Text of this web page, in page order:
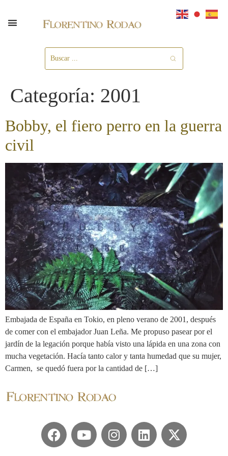
Categoría: 2001
Bobby, el fiero perro en la guerra
civil
Embajada de España en Tokio, en pleno verano de 2001, después
de comer con el embajador Juan Leña. Me propuso pasear por el
jardín de la legación porque había visto una lápida en una zona con
mucha vegetación. Hacía tanto calor y tanta humedad que su mujer,
Carmen, se quedó fuera por la cantidad de […]